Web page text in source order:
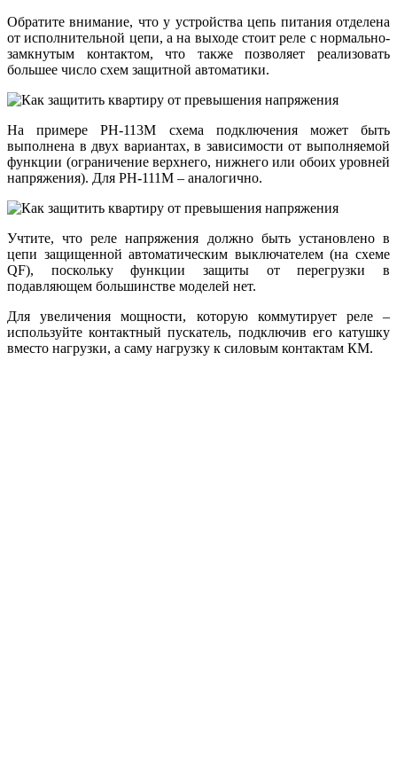
Обратите внимание, что у устройства цепь питания отделена
от исполнительной цепи, а на выходе стоит реле с нормально-
замкнутым контактом, что также позволяет реализовать
большее число схем защитной автоматики.
На примере РН-113М схема подключения может быть
выполнена в двух вариантах, в зависимости от выполняемой
функции (ограничение верхнего, нижнего или обоих уровней
напряжения). Для РН-111М – аналогично.
Учтите, что реле напряжения должно быть установлено в
цепи защищенной автоматическим выключателем (на схеме
QF), поскольку функции защиты от перегрузки в
подавляющем большинстве моделей нет.
Для увеличения мощности, которую коммутирует реле –
используйте контактный пускатель, подключив его катушку
вместо нагрузки, а саму нагрузку к силовым контактам КМ.